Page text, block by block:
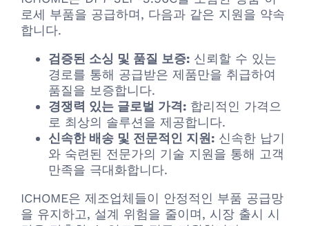
로세 부품을 공급하며, 다음과 같은 지원을 약속
합니다.
검증된 소싱 및 품질 보증: 신뢰할 수 있는
경로를 통해 공급받은 제품만을 취급하여
품질을 보증합니다.
경쟁력 있는 글로벌 가격: 합리적인 가격으
로 최상의 솔루션을 제공합니다.
신속한 배송 및 전문적인 지원: 신속한 납기
와 숙련된 전문가의 기술 지원을 통해 고객
만족을 극대화합니다.
ICHOME은 제조업체들이 안정적인 부품 공급망
을 유지하고, 설계 위험을 줄이며, 시장 출시 시